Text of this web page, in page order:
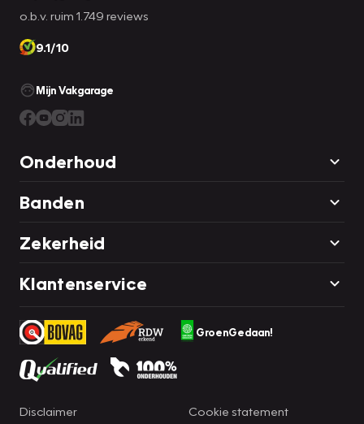
o.b.v. ruim 1.749 reviews
9.1/10
Mijn Vakgarage
Onderhoud
Banden
Zekerheid
Klantenservice
GroenGedaan!
Disclaimer Cookie statement